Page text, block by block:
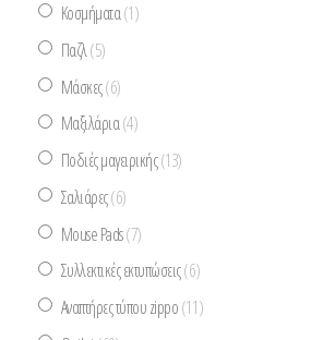
Κοσμήματα(1)
Παζλ(5)
Μάσκες(6)
Μαξιλάρια(4)
Ποδιές μαγειρικής(13)
Σαλιάρες(6)
Mouse Pads(7)
Συλλεκτικές εκτυπώσεις(6)
Αναπτήρες τύπου zippo(11)